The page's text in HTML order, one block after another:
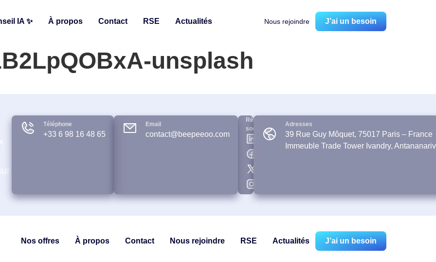
IA ✨ À propos Contact RSE Actualités Nous rejoindre J’ai un besoin
unsplash
Téléphone
+33 6 98 16 48 65
Email
contact@beepeeoo.com
Réseaux
sociaux
Adresses
39 Rue Guy Môquet, 75017 Paris – France
Immeuble Trade Tower Ivandry,
Nos offres À propos Contact Nous rejoindre RSE Actualités J’ai un besoin